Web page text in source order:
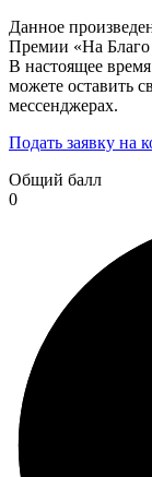
Данное
Премии «На
В настоящее
можете оставить
мессенджерах.
Подать заявку на
Общий балл
0